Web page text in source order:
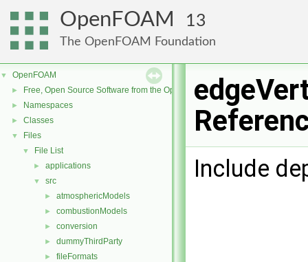
OpenFOAM 13
The OpenFOAM Foundation
▼ OpenFOAM
► Free, Open Source Software from the OpenFOAM Foundation
► Namespaces
► Classes
▼ Files
▼ File List
► applications
▼ src
► atmosphericModels
► combustionModels
► conversion
► dummyThirdParty
► fileFormats
Include